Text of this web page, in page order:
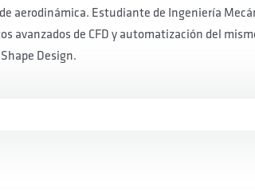
aerodinámica. Estudiante de Ingeniería
avanzados de CFD y automatización del
Design.